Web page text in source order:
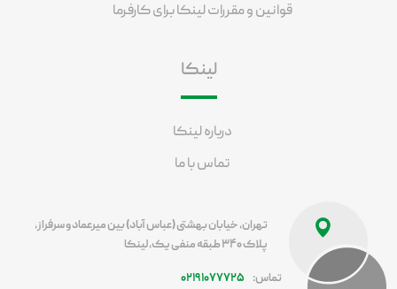
قوانین و مقررات لینکا برای کارفرما
لینکا
درباره لینکا
تماس با ما
تهران، خیابان بهشتی (عباس آباد) بین میرعماد و سرفراز،
پلاک ۳۴۰ طبقه منفی یک، لینکا
تماس: ۰۲۱۹۱۰۷۷۷۲۵